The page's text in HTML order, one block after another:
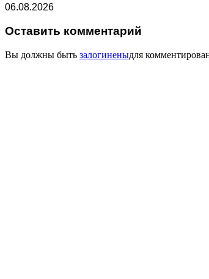
06.08.2026
Оставить комментарий
Вы должны быть залогиненыдля